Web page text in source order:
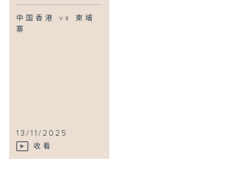
中国香港 vs 柬埔
寨
13/11/2025
收看